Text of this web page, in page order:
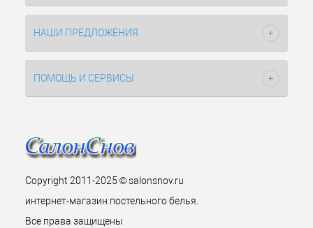
НАШИ ПРЕДЛОЖЕНИЯ
ПОМОЩЬ И СЕРВИСЫ
Copyright 2011-2025 © salonsnov.ru
интернет-магазин постельного белья.
Все права защищены